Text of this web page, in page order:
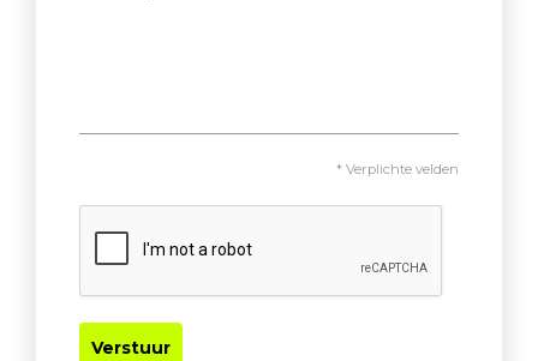
* Verplichte velden
Verstuur